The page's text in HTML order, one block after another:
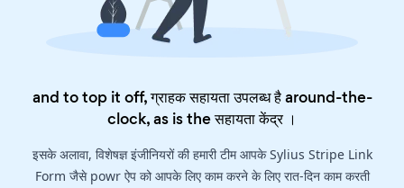
and to top it off, ग्राहक सहायता उपलब्ध है around-the-
clock, as is theसहायता केंद्र।
इसके अलावा, विशेषज्ञ इंजीनियरों की हमारी टीम आपके Sylius Stripe Link
Form जैसे powr ऐप को आपके लिए काम करने के लिए रात-दिन काम करती